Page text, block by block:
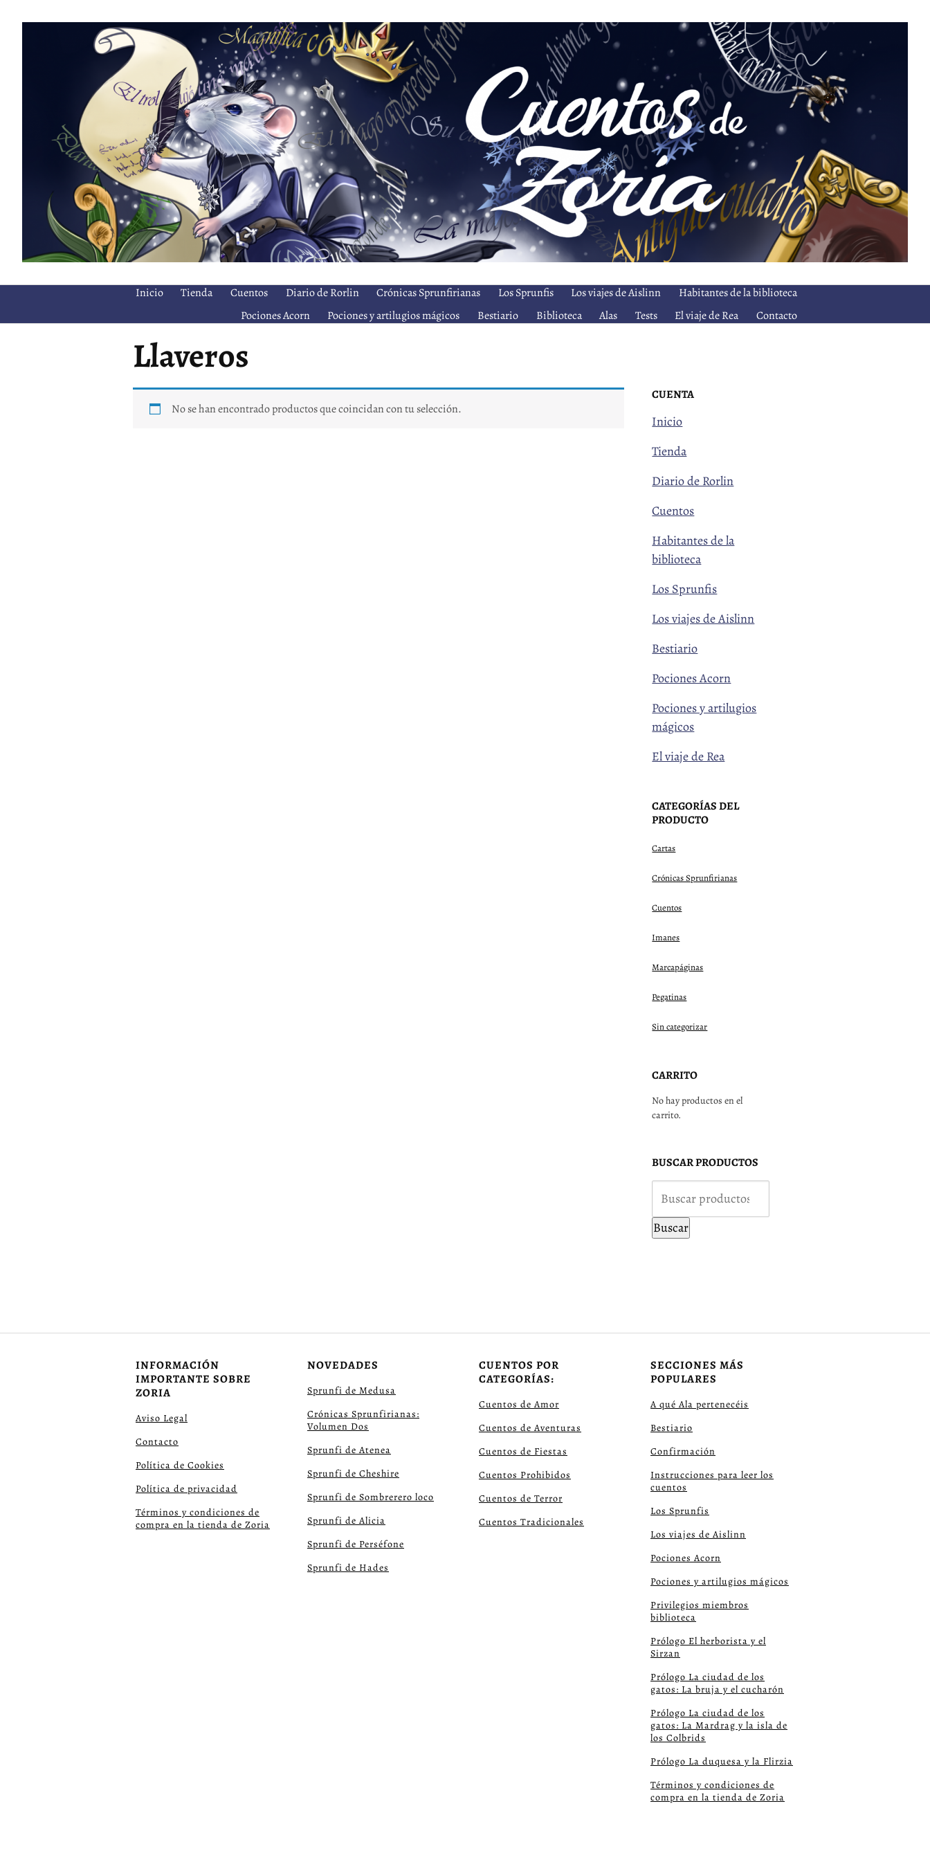
Inicio Tienda Cuentos Diario de Rorlin Crónicas Sprunfirianas Los Sprunfis Los viajes de Aislinn
Habitantes de la biblioteca
Pociones Acorn
Pociones y artilugios mágicos Bestiario Biblioteca Alas Tests El viaje de Rea Contacto
Llaveros
No se han encontrado productos que coincidan con tu selección.
CUENTA
Inicio
Tienda
Diario de Rorlin
Cuentos
Habitantes de la
biblioteca
Los Sprunfis
Los viajes de Aislinn
Bestiario
Pociones Acorn
Pociones y artilugios
mágicos
El viaje de Rea
CATEGORÍAS DEL
PRODUCTO
Cartas
Crónicas Sprunfirianas
Cuentos
Imanes
Marcapáginas
Pegatinas
Sin categorizar
CARRITO
No hay productos en el
carrito.
BUSCAR PRODUCTOS
por:
Buscar
INFORMACIÓN
IMPORTANTE SOBRE
ZORIA
Aviso Legal
Contacto
Política de Cookies
Política de privacidad
Términos y condiciones de
compra en la tienda de Zoria
NOVEDADES
Sprunfi de Medusa
Crónicas Sprunfirianas:
Volumen Dos
Sprunfi de Atenea
Sprunfi de Cheshire
Sprunfi de Sombrerero loco
Sprunfi de Alicia
Sprunfi de Perséfone
Sprunfi de Hades
CUENTOS POR
CATEGORÍAS:
Cuentos de Amor
Cuentos de Aventuras
Cuentos de Fiestas
Cuentos Prohibidos
Cuentos de Terror
Cuentos Tradicionales
SECCIONES MÁS
POPULARES
A qué Ala pertenecéis
Bestiario
Confirmación
Instrucciones para leer los
cuentos
Los Sprunfis
Los viajes de Aislinn
Pociones Acorn
Pociones y artilugios mágicos
Privilegios miembros
biblioteca
Prólogo El herborista y el
Sirzan
Prólogo La ciudad de los
gatos: La bruja y el cucharón
Prólogo La ciudad de los
gatos: La Mardrag y la isla de
los Colbrids
Prólogo La duquesa y la Flirzia
Términos y condiciones de
compra en la tienda de Zoria